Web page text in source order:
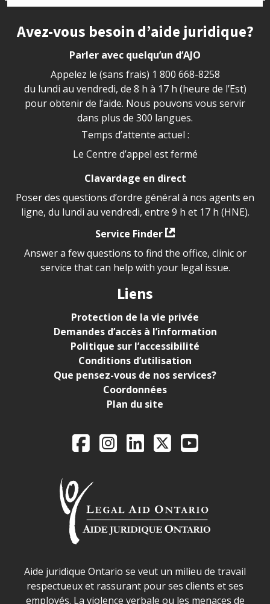
Site footer
Avez-vous besoin d’aide juridique?
Parler avec quelqu’un d’AJO
Appelez le (sans frais) 1 800 668-8258
du lundi au vendredi, de 8 h à 17 h (heure de l’Est)
pour obtenir de l’aide. Nous pouvons vous servir
dans plus de 300 langues.
Temps d’attente actuel :
Le Centre d’appel est fermé
Clavardage en direct
Poser des questions d’ordre général à nos agents en
ligne, du lundi au vendredi, entre 9 h et 17 h (HNE).
Service Finder
Answer a few questions to find the office, clinic or
service that can help with your legal issue.
Liens
Protection de la vie privée
Demandes d’accès à l’information
Politique sur l’accessibilité
Conditions d’utilisation
Que pensez-vous de nos services?
Coordonnées
Plan du site
Legal Aid Ontario
FacebookInstagram
LinkedIn
X YouTube
Déclaration sur la sécurité dans les locaux d'AJO.
Aide juridique Ontario se veut un milieu de travail
respectueux et rassurant pour ses clients et ses
employés. La violence verbale ou les menaces de